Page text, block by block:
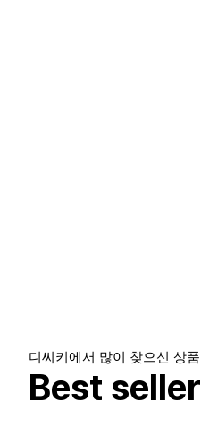
디씨키에서 많이 찾으신 상품
Best seller